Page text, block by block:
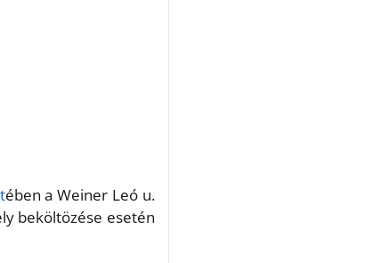
ében a Weiner Leó u.
beköltözése esetén